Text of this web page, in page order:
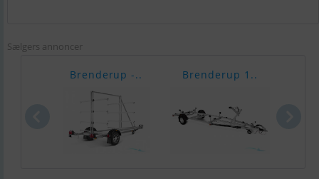
Sælgers annoncer
Brenderup -.. Brenderup 1..